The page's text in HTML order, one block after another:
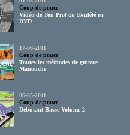
Coup de pouce
Vidéo de Ton Prof de Ukulélé en
DVD
17-06-2011
Coup de pouce
Toutes les méthodes de guitare
Manouche
06-05-2011
Coup de pouce
Débutant Basse Volume 2